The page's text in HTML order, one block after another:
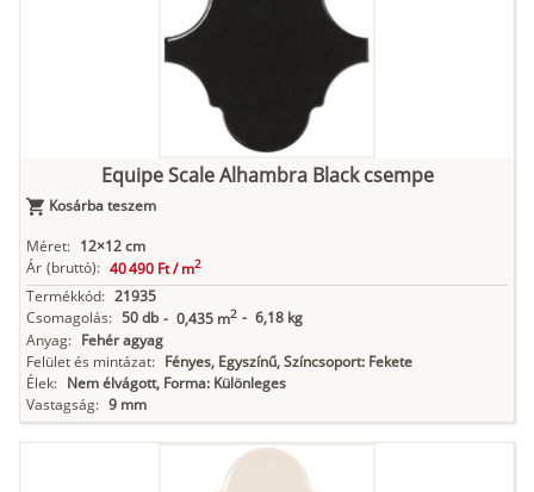
Equipe Scale Alhambra Black csempe
Kosárba teszem
Méret: 12×12 cm
Ár (bruttó): 40 490 Ft /m2
Termékkód: 21935
Csomagolás: 50 db - 0,435 m2 - 6,18 kg
Anyag: Fehér agyag
Felület és mintázat: Fényes, Egyszínű, Színcsoport: Fekete
Élek: Nem élvágott, Forma: Különleges
Vastagság: 9 mm